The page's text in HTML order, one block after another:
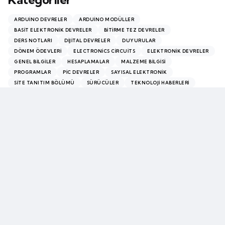
ARDUINO DEVRELER
ARDUINO MODÜLLER
BASIT ELEKTRONIK DEVRELER
BITIRME TEZ DEVRELER
DERS NOTLARI
DIJITAL DEVRELER
DUYURULAR
DÖNEM ÖDEVLERI
ELECTRONICS CIRCUITS
ELEKTRONIK DEVRELER
GENEL BILGILER
HESAPLAMALAR
MALZEME BILGISI
PROGRAMLAR
PİC DEVRELER
SAYISAL ELEKTRONIK
SITE TANITIM BÖLÜMÜ
SÜRÜCÜLER
TEKNOLOJI HABERLERI